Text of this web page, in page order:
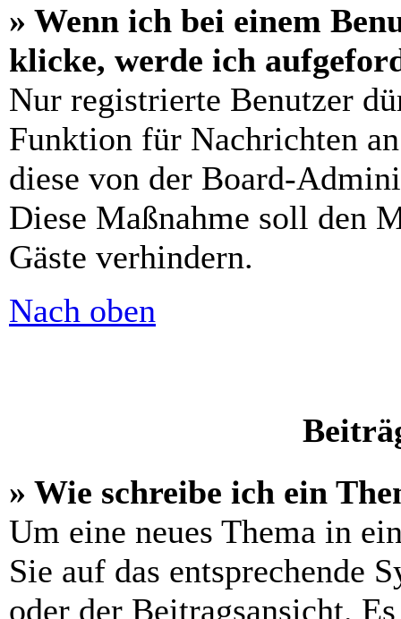
» Wenn ich bei einem
klicke, werde ich
Nur registrierte Benutzer
Funktion für Nachrichten
diese von der Board-
Diese Maßnahme soll den
Gäste verhindern.
Nach oben
» Wie schreibe ich ein
Um eine neues Thema in
Sie auf das entsprechende
oder der Beitragsansicht.